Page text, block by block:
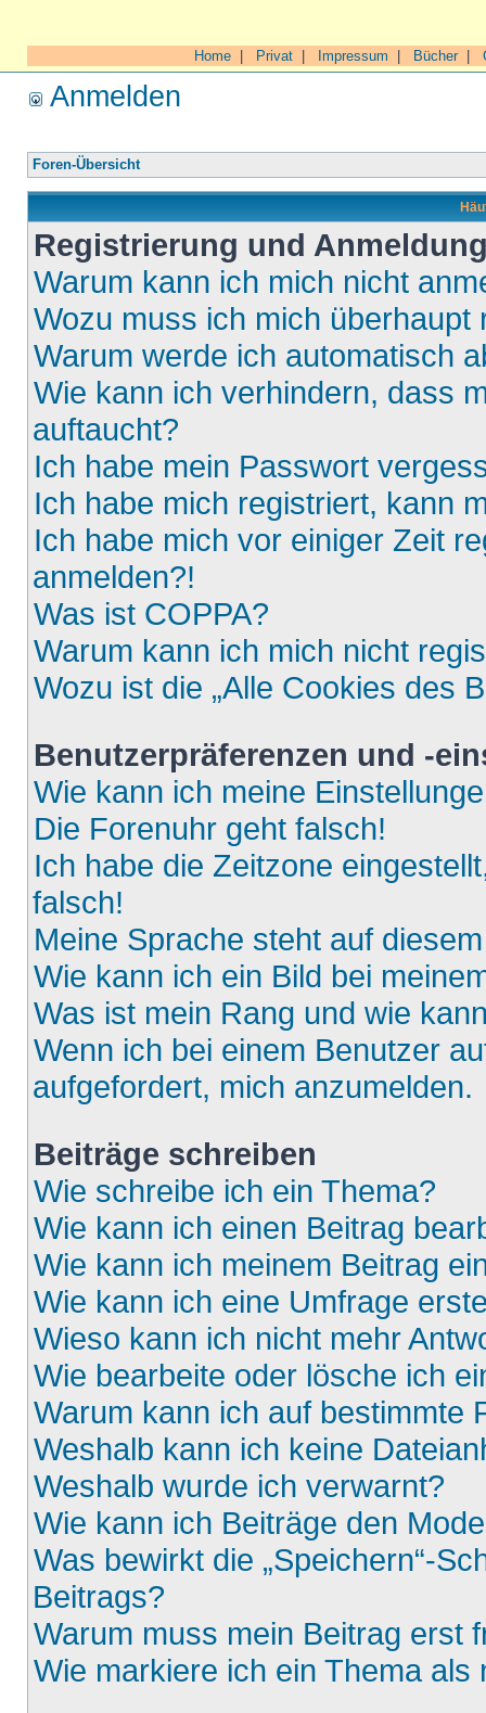
Home Privat Impressum Bücher|
Anmelden
Foren-Übersicht
Registrierung und
Warum kann ich mich nicht
Wozu muss ich mich überhaupt
Warum werde ich automatisch
Wie kann ich verhindern, dass
auftaucht?
Ich habe mein Passwort
Ich habe mich registriert, kann
Ich habe mich vor einiger Zeit
anmelden?!
Was ist COPPA?
Warum kann ich mich nicht
Wozu ist die „Alle Cookies des
Benutzerpräferenzen und -
Wie kann ich meine
Die Forenuhr geht falsch!
Ich habe die Zeitzone
falsch!
Meine Sprache steht auf
Wie kann ich ein Bild bei
Was ist mein Rang und wie
Wenn ich bei einem Benutzer
aufgefordert, mich anzumelden.
Beiträge schreiben
Wie schreibe ich ein Thema?
Wie kann ich einen Beitrag
Wie kann ich meinem Beitrag
Wie kann ich eine Umfrage
Wieso kann ich nicht mehr
Wie bearbeite oder lösche ich
Warum kann ich auf bestimmte
Weshalb kann ich keine
Weshalb wurde ich verwarnt?
Wie kann ich Beiträge den
Was bewirkt die „Speichern“-
Beitrags?
Warum muss mein Beitrag erst
Wie markiere ich ein Thema als